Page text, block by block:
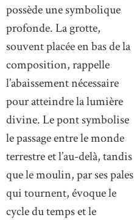
possède une symbolique
profonde. La grotte,
souvent placée en bas de la
composition, rappelle
l’abaissement nécessaire
pour atteindre la lumière
divine. Le pont symbolise
le passage entre le monde
terrestre et l’au-delà, tandis
que le moulin, par ses pales
qui tournent, évoque le
cycle du temps et le